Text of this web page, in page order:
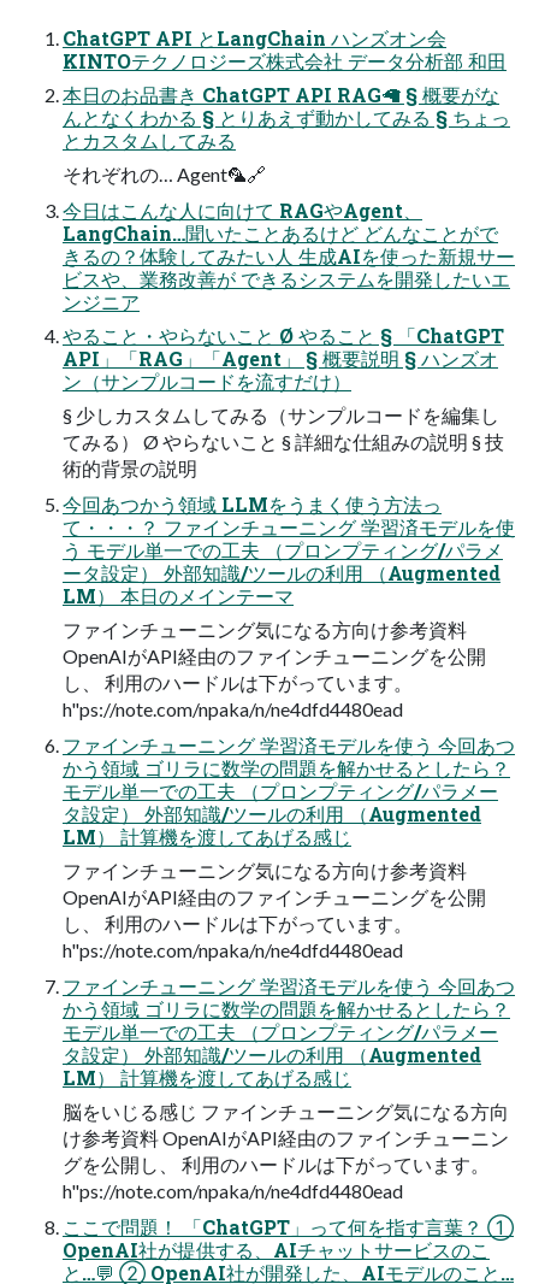
ChatGPT API とLangChain ハンズオン会
KINTOテクノロジーズ株式会社 データ分析部 和⽥
本⽇のお品書き ChatGPT API RAG🦙 § 概要がな
んとなくわかる § とりあえず動かしてみる § ちょっ
とカスタムしてみる
それぞれの… Agent🦜🔗
今⽇はこんな⼈に向けて RAGやAgent、
LangChain…聞いたことあるけど どんなことがで
きるの？体験してみたい⼈ ⽣成AIを使った新規サー
ビスや、業務改善が できるシステムを開発したいエ
ンジニア
やること・やらないこと Ø やること § 「ChatGPT
API」「RAG」「Agent」 § 概要説明 § ハンズオ
ン（サンプルコードを流すだけ）
§ 少しカスタムしてみる（サンプルコードを編集し
てみる） Ø やらないこと § 詳細な仕組みの説明 § 技
術的背景の説明
今回あつかう領域 LLMをうまく使う⽅法っ
て・・・？ ファインチューニング 学習済モデルを使
う モデル単⼀での⼯夫 （プロンプティング/パラメ
ータ設定） 外部知識/ツールの利⽤ （Augmented
LM） 本⽇のメインテーマ
ファインチューニング気になる⽅向け参考資料
OpenAIがAPI経由のファインチューニングを公開
し、 利⽤のハードルは下がっています。
h"ps://note.com/npaka/n/ne4dfd4480ead
ファインチューニング 学習済モデルを使う 今回あつ
かう領域 ゴリラに数学の問題を解かせるとしたら？
モデル単⼀での⼯夫 （プロンプティング/パラメー
タ設定） 外部知識/ツールの利⽤ （Augmented
LM） 計算機を渡してあげる感じ
ファインチューニング気になる⽅向け参考資料
OpenAIがAPI経由のファインチューニングを公開
し、 利⽤のハードルは下がっています。
h"ps://note.com/npaka/n/ne4dfd4480ead
ファインチューニング 学習済モデルを使う 今回あつ
かう領域 ゴリラに数学の問題を解かせるとしたら？
モデル単⼀での⼯夫 （プロンプティング/パラメー
タ設定） 外部知識/ツールの利⽤ （Augmented
LM） 計算機を渡してあげる感じ
脳をいじる感じ ファインチューニング気になる⽅向
け参考資料 OpenAIがAPI経由のファインチューニン
グを公開し、 利⽤のハードルは下がっています。
h"ps://note.com/npaka/n/ne4dfd4480ead
ここで問題！ 「ChatGPT」って何を指す⾔葉？ ①
OpenAI社が提供する、AIチャットサービスのこ
と…💬 ② OpenAI社が開発した、AIモデルのこと…